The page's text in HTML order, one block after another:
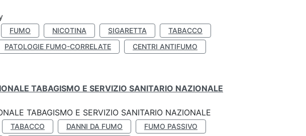
FUMO NICOTINA SIGARETTA
TABACCO
PATOLOGIE FUMO-CORRELATE
CENTRI ANTIFUMO
TABAGISMO E SERVIZIO SANITARIO NAZIONALE
TABAGISMO E SERVIZIO SANITARIO NAZIONALE
TABACCO DANNI DA FUMO
FUMO PASSIVO